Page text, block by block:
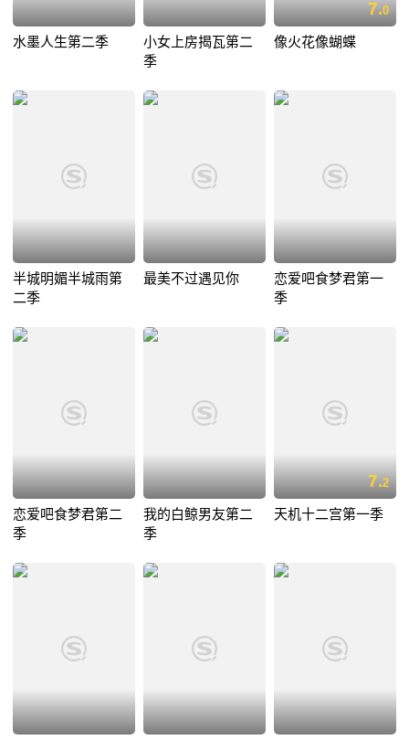
水墨人生第二季
小女上房揭瓦第二
季
7.0
像火花像蝴蝶
半城明媚半城雨第
二季
最美不过遇见你
恋爱吧食梦君第一
季
恋爱吧食梦君第二
季
我的白鲸男友第二
季
7.2
天机十二宫第一季